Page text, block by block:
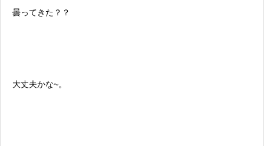
曇ってきた？？
大丈夫かな~。